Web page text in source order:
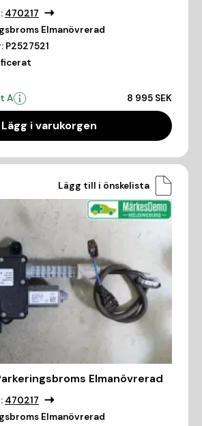
470217
Elmanövrerad
P2527521
A 8 995 SEK
Lägg i varukorgen
Lägg till i önskelista
Elmanövrerad
470217
Elmanövrerad